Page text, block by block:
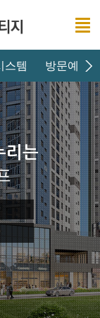
스템 방문예약
리는